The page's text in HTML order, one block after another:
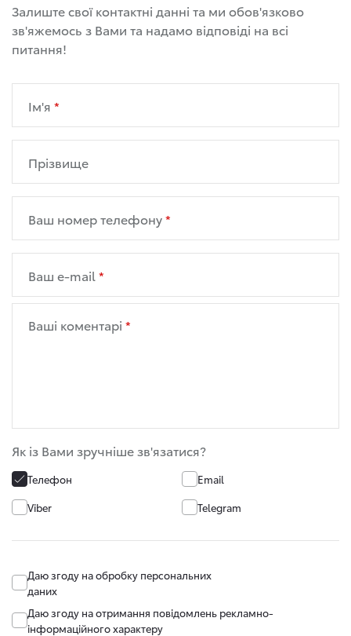
Залиште свої контактні данні та ми обов'язково
зв'яжемось з Вами та надамо відповіді на всі
питання!
Ім'я
Прізвище
Ваш номер телефону
Ваш e-mail
Ваші коментарі
Як із Вами зручніше зв'язатися?
Телефон
Email
Viber
Telegram
Даю згоду на обробку персональних
даних
Даю згоду на отримання повідомлень рекламно-
інформаційного характеру